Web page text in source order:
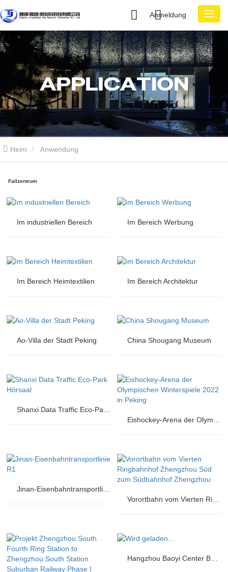
Anmeldung
Heim Anwendung
Fallzentrum
Im industriellen Bereich Im Bereich Werbung
Im Bereich Heimtextilien Im Bereich Architektur
Ao-Villa der Stadt Peking China Shougang Museum